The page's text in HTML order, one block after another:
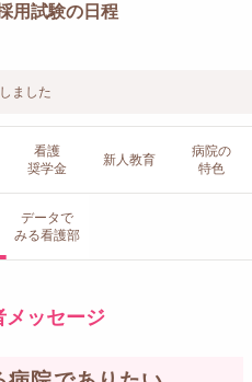
用試験の日程
ました
看護
奨学金
新人教育
病院の
特色
データで
みる看護部
メッセージ